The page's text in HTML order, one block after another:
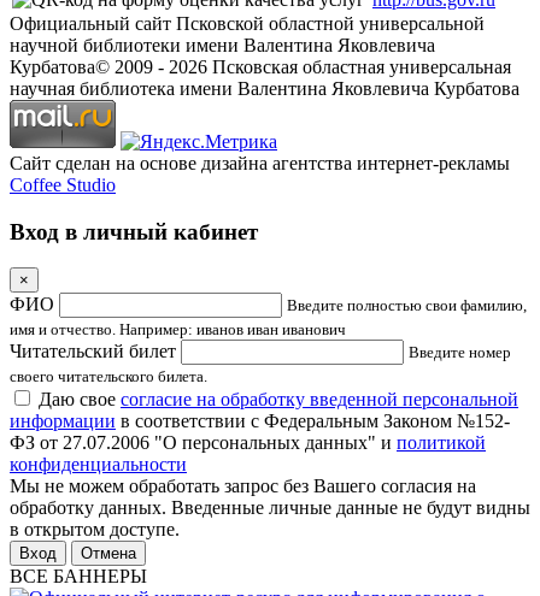
Официальный сайт Псковской областной универсальной
научной библиотеки имени Валентина Яковлевича
Курбатова© 2009 - 2026 Псковская областная универсальная
научная библиотека имени Валентина Яковлевича Курбатова
Сайт сделан на основе дизайна агентства интернет-рекламы
Coffee Studio
Вход в личный кабинет
×
ФИО
Введите полностью свои фамилию,
имя и отчество. Например: иванов иван иванович
Читательский билет
Введите номер
своего читательского билета.
Даю свое согласие на обработку введенной персональной
информации в соответствии с Федеральным Законом №152-
ФЗ от 27.07.2006 "О персональных данных" и политикой
конфиденциальности
Мы не можем обработать запрос без Вашего согласия на
обработку данных. Введенные личные данные не будут видны
в открытом доступе.
Отмена
ВСЕ БАННЕРЫ